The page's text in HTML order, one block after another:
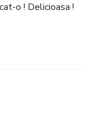
o ! Delicioasa !